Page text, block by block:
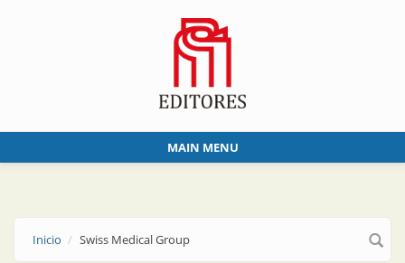
MAIN MENU
Inicio Swiss Medical Group